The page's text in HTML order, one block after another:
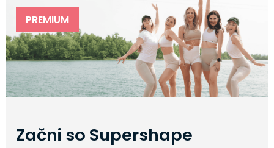
PREMIUM
Začni so Supershape